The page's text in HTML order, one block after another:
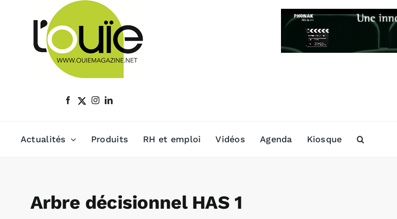
Actualités Produits RH et emploi Vidéos Agenda Kiosque
Arbre décisionnel HAS 1